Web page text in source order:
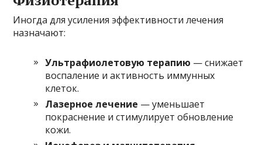
Иногда для усиления эффективности лечения
назначают:
Ультрафиолетовую терапию — снижает
воспаление и активность иммунных
клеток.
Лазерное лечение — уменьшает
покраснение и стимулирует обновление
кожи.